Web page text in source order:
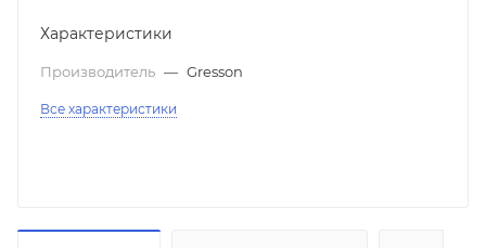
Характеристики
Производитель — Gresson
Все характеристики